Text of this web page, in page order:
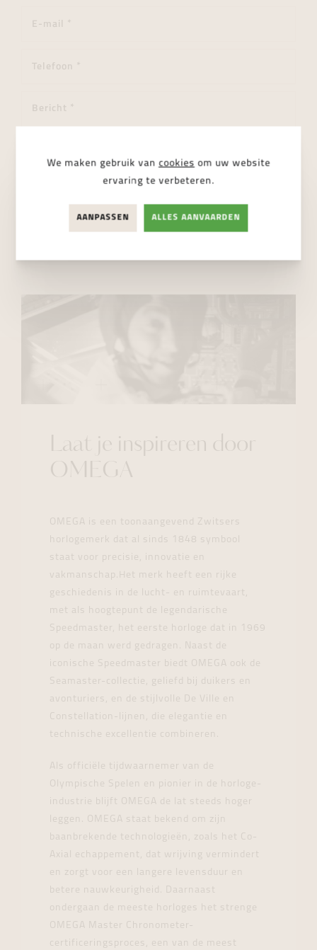
Ik ga akkoord met deprivacy regelgeving
Laat je inspireren door
OMEGA
OMEGA is een toonaangevend Zwitsers
horlogemerk dat al sinds 1848 symbool
staat voor precisie, innovatie en
vakmanschap.Het merk heeft een rijke
geschiedenis in de lucht- en ruimtevaart,
met als hoogtepunt de legendarische
Speedmaster, het eerste horloge dat in 1969
op de maan werd gedragen. Naast de
iconische Speedmaster biedt OMEGA ook de
Seamaster-collectie, geliefd bij duikers en
avonturiers, en de stijlvolle De Ville en
Constellation-lijnen, die elegantie en
technische excellentie combineren.
Als officiële tijdwaarnemer van de
Olympische Spelen en pionier in de horloge-
industrie blijft OMEGA de lat steeds hoger
leggen. OMEGA staat bekend om zijn
baanbrekende technologieën, zoals het Co-
Axial echappement, dat wrijving vermindert
en zorgt voor een langere levensduur en
betere nauwkeurigheid. Daarnaast
ondergaan de meeste horloges het strenge
OMEGA Master Chronometer-
certificeringsproces, een van de meest
We maken gebruik van cookies om uw website
ervaring te verbeteren.
AANPASSEN ALLES AANVAARDEN